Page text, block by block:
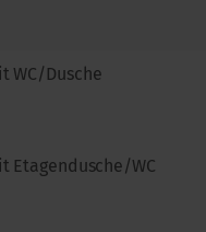
WC/Dusche
Etagendusche/WC